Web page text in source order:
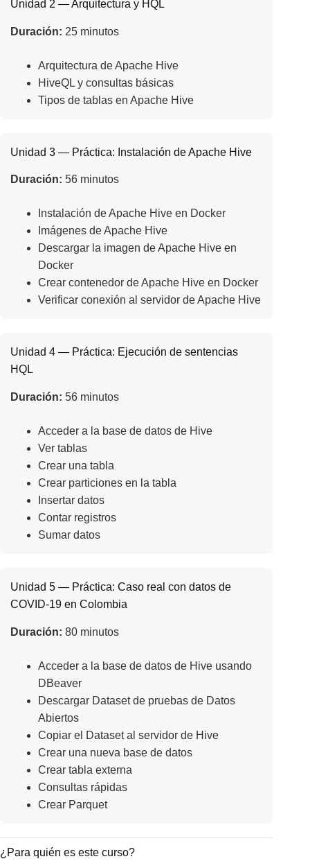
Unidad 2 — Arquitectura y HQL
Duración: 25 minutos
Arquitectura de Apache Hive
HiveQL y consultas básicas
Tipos de tablas en Apache Hive
Unidad 3 — Práctica: Instalación de Apache Hive
Duración: 56 minutos
Instalación de Apache Hive en Docker
Imágenes de Apache Hive
Descargar la imagen de Apache Hive en
Docker
Crear contenedor de Apache Hive en Docker
Verificar conexión al servidor de Apache Hive
Unidad 4 — Práctica: Ejecución de sentencias
HQL
Duración: 56 minutos
Acceder a la base de datos de Hive
Ver tablas
Crear una tabla
Crear particiones en la tabla
Insertar datos
Contar registros
Sumar datos
Unidad 5 — Práctica: Caso real con datos de
COVID-19 en Colombia
Duración: 80 minutos
Acceder a la base de datos de Hive usando
DBeaver
Descargar Dataset de pruebas de Datos
Abiertos
Copiar el Dataset al servidor de Hive
Crear una nueva base de datos
Crear tabla externa
Consultas rápidas
Crear Parquet
¿Para quién es este curso?